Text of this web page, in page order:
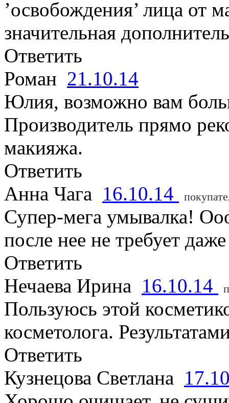
’освобождения’ лица от
значительная
Ответить
Роман 21.10.14
Юлия, возможно вам
Производитель прямо
макияжа.
Ответить
Анна Чага 16.10.14
Супер-мега умывалка!
после нее не требует
Ответить
Нечаева Ирина 16.10.14
Пользуюсь этой
косметолога.
Ответить
Кузнецова Светлана